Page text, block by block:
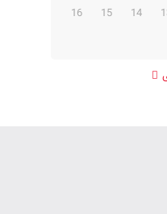
14
15
16